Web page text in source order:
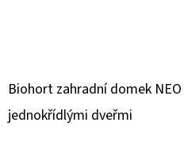
Biohort zahradní domek
jednokřídlými dveřmi